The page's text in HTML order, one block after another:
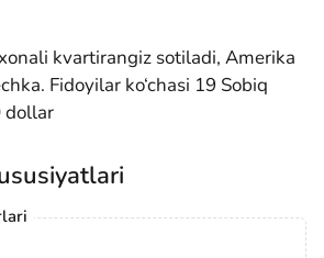
kvartirangiz sotiladi, Amerika
Fidoyilar ko‘chasi 19 Sobiq
dollar